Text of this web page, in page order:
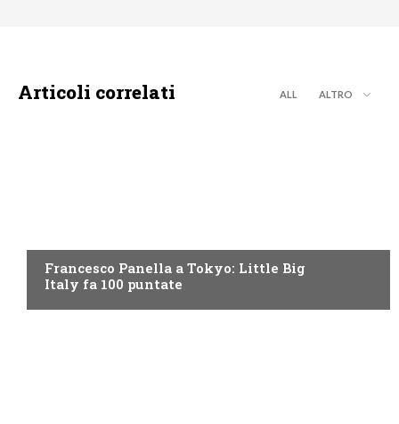
Articoli correlati ALL ALTRO
Francesco Panella a Tokyo: Little Big
Italy fa 100 puntate